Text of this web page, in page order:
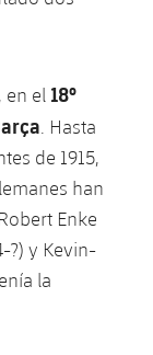
en el 18º
. Hasta
de 1915,
han
Enke
?) y Kevin-
la